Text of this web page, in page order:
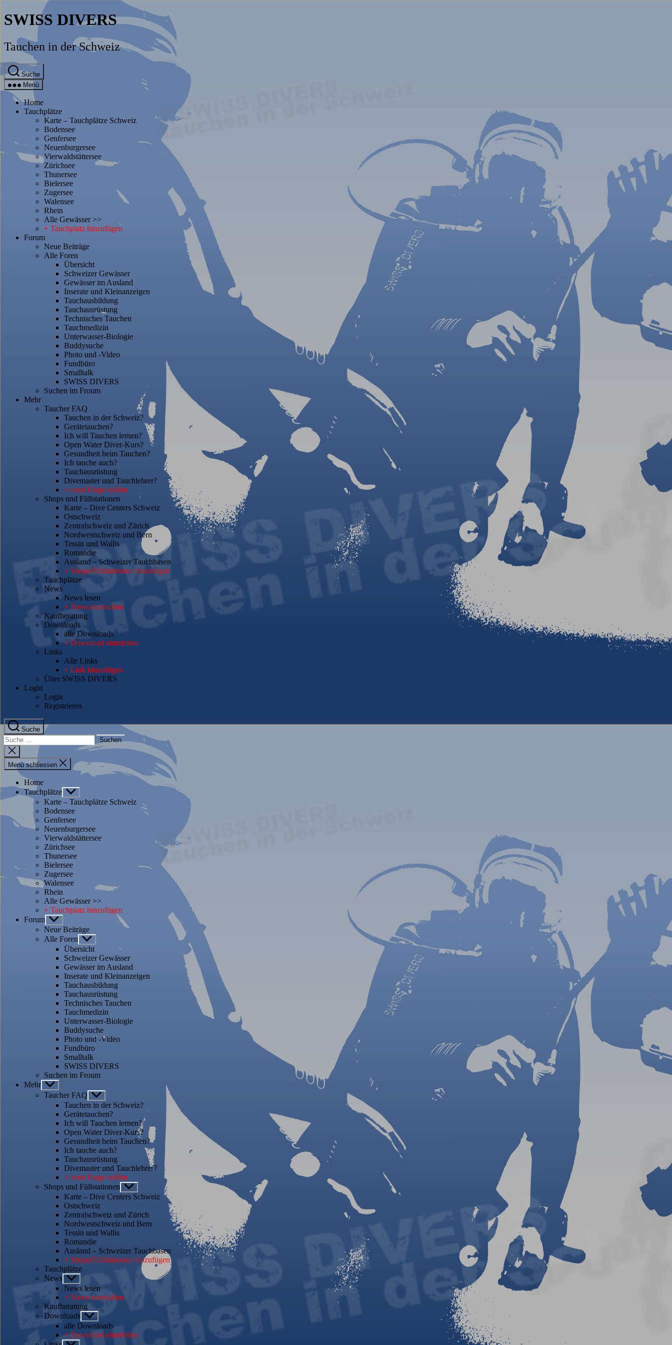
Direkt
zum
wechseln
SWISS DIVERS
Tauchen in der Schweiz
Suche
Menü
Home
Tauchplätze
Karte – Tauchplätze Schweiz
Bodensee
Genfersee
Neuenburgersee
Vierwaldstättersee
Zürichsee
Thunersee
Bielersee
Zugersee
Walensee
Rhein
Alle Gewässer >>
+ Tauchplatz hinzufügen
Forum
Neue Beiträge
Alle Foren
Übersicht
Schweizer Gewässer
Gewässer im Ausland
Inserate und Kleinanzeigen
Tauchausbildung
Tauchausrüstung
Technisches Tauchen
Tauchmedizin
Unterwasser-Biologie
Buddysuche
Photo und -Video
Fundbüro
Smalltalk
SWISS DIVERS
Suchen im Froum
Mehr
Taucher FAQ
Tauchen in der Schweiz?
Gerätetauchen?
Ich will Tauchen lernen?
Open Water Diver-Kurs?
Gesundheit beim Tauchen?
Ich tauche auch?
Tauchausrüstung
Divemaster und Tauchlehrer?
+ neue Frage stellen
Shops und Füllstationen
Karte – Dive Centers Schweiz
Ostschweiz
Zentralschweiz und Zürich
Nordwestschweiz und Bern
Tessin und Wallis
Romandie
Ausland – Schweizer Tauchbasen
+ Shops/Füllstationen hinzufügen
Tauchplätze
News
News lesen
+ News einreichen
Kaufberatung
Downloads
alle Downloads
+ Download einreichen
Links
Alle Links
+ Link hinzufügen
Über SWISS DIVERS
Login
Login
Registrieren
Suche
Suche
nach:
Suche
schliessen
Menü schliessen
Home
Tauchplätze Untermenü
anzeigen
Karte – Tauchplätze Schweiz
Bodensee
Genfersee
Neuenburgersee
Vierwaldstättersee
Zürichsee
Thunersee
Bielersee
Zugersee
Walensee
Rhein
Alle Gewässer >>
+ Tauchplatz hinzufügen
Forum Untermenü
anzeigen
Neue Beiträge
Alle Foren Untermenü
anzeigen
Übersicht
Schweizer Gewässer
Gewässer im Ausland
Inserate und Kleinanzeigen
Tauchausbildung
Tauchausrüstung
Technisches Tauchen
Tauchmedizin
Unterwasser-Biologie
Buddysuche
Photo und -Video
Fundbüro
Smalltalk
SWISS DIVERS
Suchen im Froum
Mehr Untermenü
anzeigen
Taucher FAQ Untermenü
anzeigen
Tauchen in der Schweiz?
Gerätetauchen?
Ich will Tauchen lernen?
Open Water Diver-Kurs?
Gesundheit beim Tauchen?
Ich tauche auch?
Tauchausrüstung
Divemaster und Tauchlehrer?
+ neue Frage stellen
Shops und Füllstationen Untermenü
anzeigen
Karte – Dive Centers Schweiz
Ostschweiz
Zentralschweiz und Zürich
Nordwestschweiz und Bern
Tessin und Wallis
Romandie
Ausland – Schweizer Tauchbasen
+ Shops/Füllstationen hinzufügen
Tauchplätze
News Untermenü
anzeigen
News lesen
+ News einreichen
Kaufberatung
Downloads Untermenü
anzeigen
alle Downloads
+ Download einreichen